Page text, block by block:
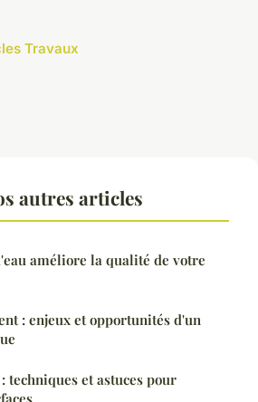
Travaux
autres articles
améliore la qualité de votre
: enjeux et opportunités d'un
techniques et astuces pour